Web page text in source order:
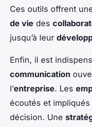
Ces outils offrent
de vie des
jusqu’à leur
Enfin, il est
communication
l’entreprise. Les
écoutés et
décision. Une